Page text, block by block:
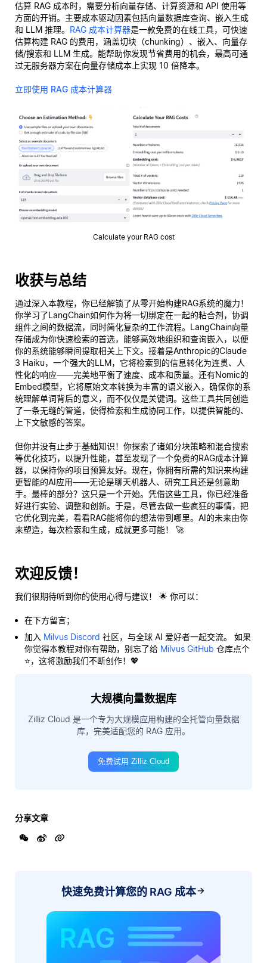
估算 RAG 成本时，需要分析向量存储、计算资源和 API 使用等
方面的开销。主要成本驱动因素包括向量数据库查询、嵌入生成
和 LLM 推理。 RAG 成本计算器是一款免费的在线工具，可快速
估算构建 RAG 的费用，涵盖切块（chunking）、嵌入、向量存
储/搜索和 LLM 生成。能帮助你发现节省费用的机会，最高可通
过无服务器方案在向量存储成本上实现 10 倍降本。
立即使用 RAG 成本计算器
Calculate your RAG cost
收获与总结
通过深入本教程，你已经解锁了从零开始构建RAG系统的魔力！
你学习了LangChain如何作为将一切绑定在一起的粘合剂，协调
组件之间的数据流，同时简化复杂的工作流程。LangChain向量
存储成为你快速检索的首选，能够高效地组织和查询嵌入，以便
你的系统能够瞬间提取相关上下文。接着是Anthropic的Claude
3 Haiku，一个强大的LLM，它将检索到的信息转化为连贯、人
性化的响应——完美地平衡了速度、成本和质量。还有Nomic的
Embed模型，它将原始文本转换为丰富的语义嵌入，确保你的系
统理解单词背后的意义 ，而不仅仅是关键词。这些工具共同创造
了一条无缝的管道，使得检索和生成协同工作，以提供智能的、
上下文敏感的答案。
但你并没有止步于基础知识！你探索了诸如分块策略和混合搜索
等优化技巧，以提升性能，甚至发现了一个免费的RAG成本计算
器，以保持你的项目预算友好。现在，你拥有所需的知识来构建
更智能的AI应用——无论是聊天机器人、研究工具还是创意助
手。最棒的部分？这只是一个开始。凭借这些工具，你已经准备
好进行实验、调整和创新。于是，尽管去做一些疯狂的事情，把
它优化到完美，看看RAG能将你的想法带到哪里。AI的未来由你
来塑造，每次检索和生成，成就更多可能！ 🚀
欢迎反馈！
我们很期待听到你的使用心得与建议！ 🌟 你可以：
在下方留言；
加入 Milvus Discord 社区，与全球 AI 爱好者一起交流。 如果
你觉得本教程对你有帮助，别忘了给 Milvus GitHub 仓库点个
⭐，这将激励我们不断创作！💖
大规模向量数据库
Zilliz Cloud 是一个专为大规模应用构建的全托管向量数据
库，完美适配您的 RAG 应用。
免费试用 Zilliz Cloud
分享文章
快速免费计算您的 RAG 成本